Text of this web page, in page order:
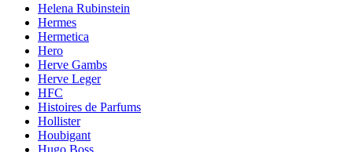
Helena Rubinstein
Hermes
Hermetica
Hero
Herve Gambs
Herve Leger
HFC
Histoires de Parfums
Hollister
Houbigant
Hugo Boss